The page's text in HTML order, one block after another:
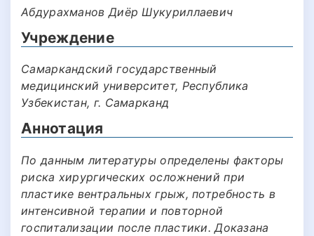
Абдурахманов Диёр Шукуриллаевич
Учреждение
Самаркандский государственный
медицинский университет, Республика
Узбекистан, г. Самарканд
Аннотация
По данным литературы определены факторы
риска хирургических осложнений при
пластике вентральных грыж, потребность в
интенсивной терапии и повторной
госпитализации после пластики. Доказана